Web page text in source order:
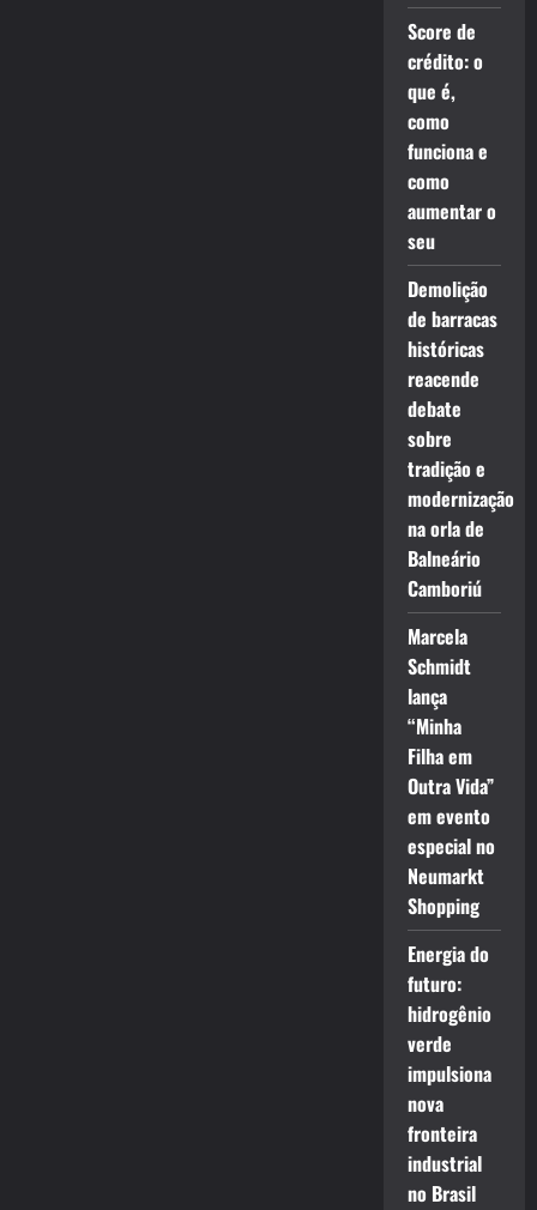
Score de
crédito: o
que é,
como
funciona e
como
aumentar o
seu
Demolição
de barracas
históricas
reacende
debate
sobre
tradição e
modernização
na orla de
Balneário
Camboriú
Marcela
Schmidt
lança
“Minha
Filha em
Outra Vida”
em evento
especial no
Neumarkt
Shopping
Energia do
futuro:
hidrogênio
verde
impulsiona
nova
fronteira
industrial
no Brasil